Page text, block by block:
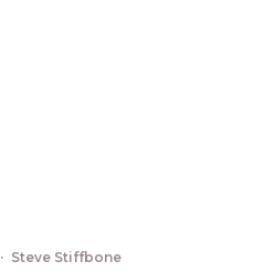
· Steve Stiffbone